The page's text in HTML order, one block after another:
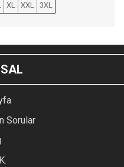
XL XXL 3XL
ve diğer
öneri formunu
görüntülenemiyor.
bulunuyor.
pahalı.
Sorular